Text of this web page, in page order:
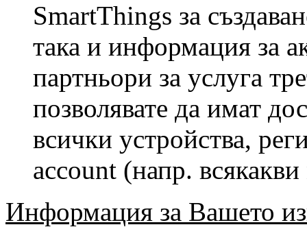
SmartThings за
така и информация за
партньори за услуга
позволявате да имат
всички устройства,
account (напр.
Информация за Вашето